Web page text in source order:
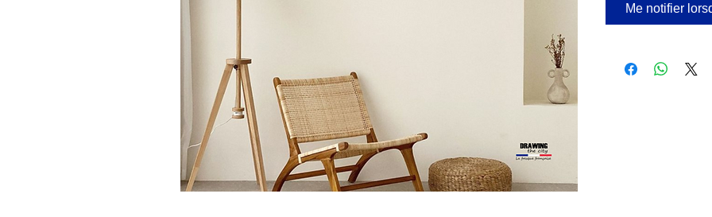
Me notifier